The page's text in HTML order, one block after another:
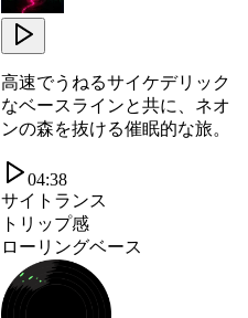
高速でうねるサイケデリック
なベースラインと共に、ネオ
ンの森を抜ける催眠的な旅。
04:38
サイトランス
トリップ感
ローリングベース